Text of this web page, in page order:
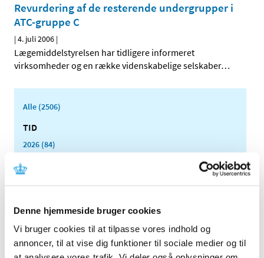
Denne hjemmeside bruger cookies
Vi bruger cookies til at tilpasse vores indhold og
annoncer, til at vise dig funktioner til sociale medier og til
Revurdering af de resterende undergrupper i
ATC-gruppe C
|4. juli 2006 |
Lægemiddelstyrelsen har tidligere informeret
virksomheder og en række videnskabelige selskaber…
Alle (2506)
TID
2026 (84)
2024 (224)
2022 (197)
2021 (516)
2020 (263)